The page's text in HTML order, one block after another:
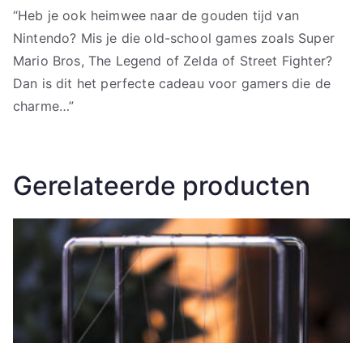
“Heb je ook heimwee naar de gouden tijd van
Nintendo? Mis je die old-school games zoals Super
Mario Bros, The Legend of Zelda of Street Fighter?
Dan is dit het perfecte cadeau voor gamers die de
charme…”
Gerelateerde producten